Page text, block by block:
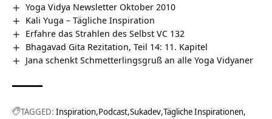
Yoga Vidya Newsletter Oktober 2010
Kali Yuga – Tägliche Inspiration
Erfahre das Strahlen des Selbst VC 132
Bhagavad Gita Rezitation, Teil 14: 11. Kapitel
Jana schenkt Schmetterlingsgruß an alle Yoga Vidyaner
TAGGED: Inspiration Podcast Sukadev Tägliche Inspirationen